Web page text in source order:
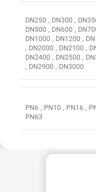
DN250 , DN300 ,
DN500 , DN600 ,
DN1000 , DN1200 ,
, DN2000 , DN2100 ,
DN2400 , DN2500 ,
, DN2900 , DN3000
PN6 , PN10 , PN16 ,
PN63